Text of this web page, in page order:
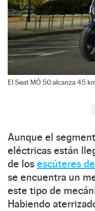
El Seat MÓ 50 alcanza 45
Aunque el
eléctricas están
de los escúteres
se encuentra un
este tipo de
Habiendo